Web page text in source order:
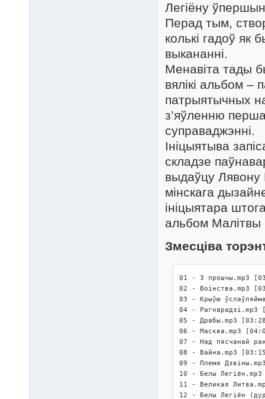
Легіёну
Перад тым,
колькі гадоў як
выкананні.
Менавіта тады
вялікі альбом –
патрыятычных
з’яўленню
суправаджэнні.
Ініцыятыва
складзе
выдаўцу Лявону
мінскага
ініцыятара
альбом Малітвы
Змесціва
01 - З прошчы.mp3
02 - Воінства.mp3
03 - Крыўю
04 - Рагнарадзі.mp3
05 - Драбы.mp3
06 - Масква.mp3
07 - Над пясчанай
08 - Вайна.mp3
09 - Племя
10 - Белы
11 - Великая
12 - Белы Легіён